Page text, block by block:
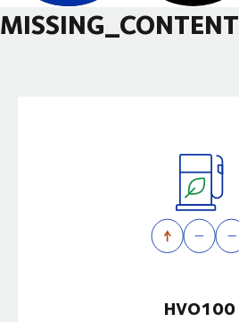
MISSING_CONTENT
HVO100